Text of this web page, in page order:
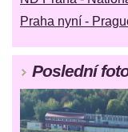
Praha nyní -
Poslední